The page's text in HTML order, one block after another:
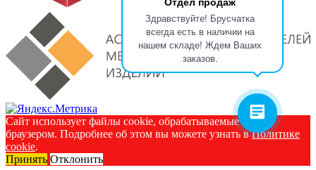
Здравствуйте! Брусчатка
всегда есть в наличии на
нашем складе! Ждем Ваших
заказов.
Сайт использует файлы cookie, обрабатываемые вашим
браузером. Подробнее об этом вы можете узнать вПолитике
cookie.
Принять Отклонить